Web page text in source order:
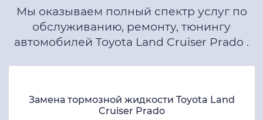
Мы оказываем полный спектр услуг по
обслуживанию, ремонту, тюнингу
автомобилей Toyota Land Cruiser Prado .
Замена тормозной жидкости Toyota Land
Cruiser Prado